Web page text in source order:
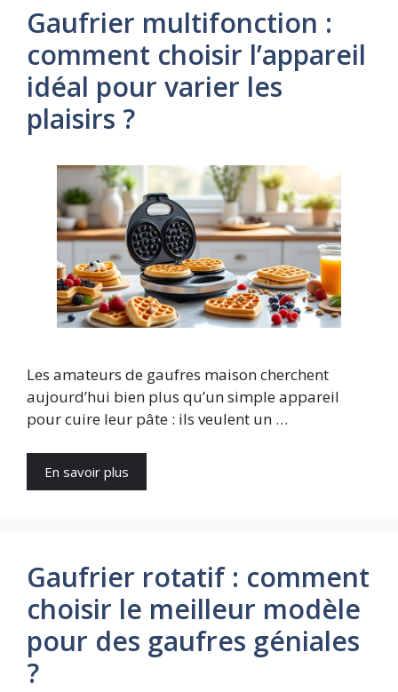
Gaufrier multifonction :
comment choisir l’appareil
idéal pour varier les
plaisirs ?
Les amateurs de gaufres maison cherchent
aujourd’hui bien plus qu’un simple appareil
pour cuire leur pâte : ils veulent un …
En savoir plus
Gaufrier rotatif : comment
choisir le meilleur modèle
pour des gaufres géniales
?